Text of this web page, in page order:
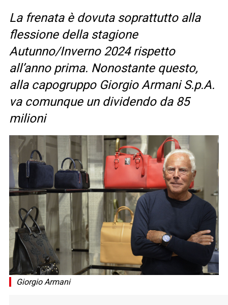
La frenata è dovuta soprattutto alla
flessione della stagione
Autunno/Inverno 2024 rispetto
all’anno prima. Nonostante questo,
alla capogruppo Giorgio Armani S.p.A.
va comunque un dividendo da 85
milioni
Giorgio Armani